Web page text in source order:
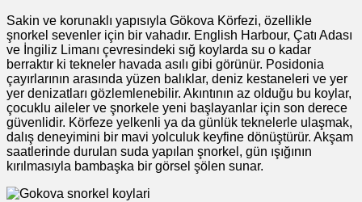
Sakin ve korunaklı yapısıyla Gökova Körfezi, özellikle
şnorkel sevenler için bir vahadır. English Harbour, Çatı Adası
ve İngiliz Limanı çevresindeki sığ koylarda su o kadar
berraktır ki tekneler havada asılı gibi görünür. Posidonia
çayırlarının arasında yüzen balıklar, deniz kestaneleri ve yer
yer denizatları gözlemlenebilir. Akıntının az olduğu bu koylar,
çocuklu aileler ve şnorkele yeni başlayanlar için son derece
güvenlidir. Körfeze yelkenli ya da günlük teknelerle ulaşmak,
dalış deneyimini bir mavi yolculuk keyfine dönüştürür. Akşam
saatlerinde durulan suda yapılan şnorkel, gün ışığının
kırılmasıyla bambaşka bir görsel şölen sunar.